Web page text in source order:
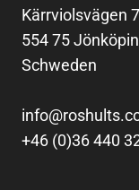
Kärrviolsvägen 7
554 75
Schweden
+46 (0)36 440